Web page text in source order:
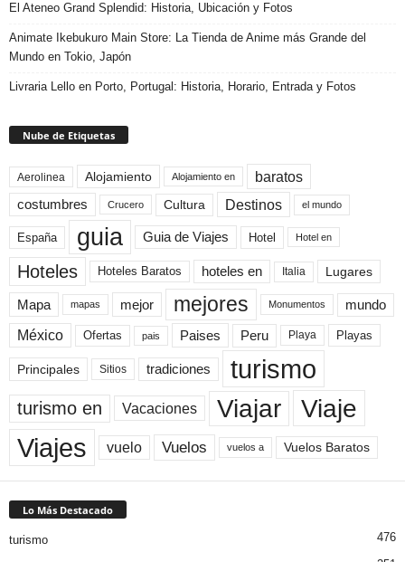
El Ateneo Grand Splendid: Historia, Ubicación y Fotos
Animate Ikebukuro Main Store: La Tienda de Anime más Grande del
Mundo en Tokio, Japón
Livraria Lello en Porto, Portugal: Historia, Horario, Entrada y Fotos
Nube de Etiquetas
Aerolinea Alojamiento Alojamiento en baratos
costumbres Crucero Cultura Destinos el mundo
España guia Guia de Viajes Hotel Hotel en
Hoteles Hoteles Baratos hoteles en Italia Lugares
Mapa mapas mejor mejores Monumentos mundo
México Ofertas pais Paises Peru Playa Playas
Principales Sitios tradiciones turismo
turismo en Vacaciones Viajar Viaje
Viajes vuelo Vuelos vuelos a Vuelos Baratos
Lo Más Destacado
turismo 476